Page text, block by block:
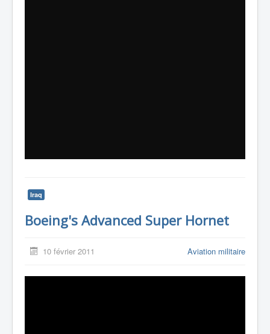
Iraq
Boeing's Advanced Super Hornet
10 février 2011 Aviation militaire